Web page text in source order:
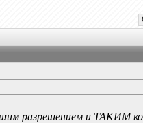
разрешением и ТАКИМ